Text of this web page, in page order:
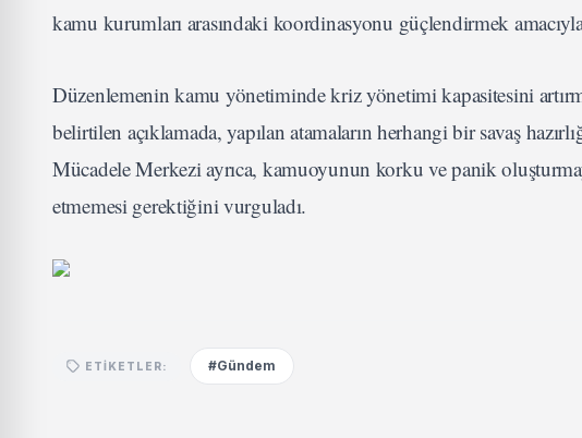
kamu kurumları arasındaki koordinasyonu güçlendirmek
Düzenlemenin kamu yönetiminde kriz yönetimi kapasitesini
belirtilen açıklamada, yapılan atamaların herhangi bir savaş
Mücadele Merkezi ayrıca, kamuoyunun korku ve panik
etmemesi gerektiğini vurguladı.
ETIKETLER: #Gündem